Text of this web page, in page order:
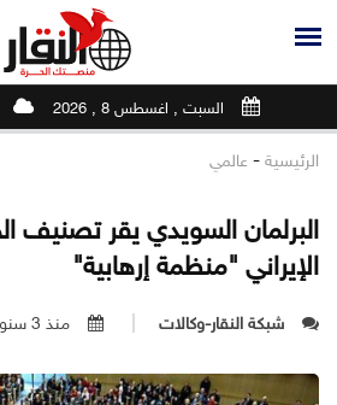
السبت , اغسطس 8 , 2026
الرئيسية - عالمي
البرلمان السويدي يقر تصنيف
الإيراني "منظمة إرهابية"
شبكة النقار-وكالات منذ 3 سنوات